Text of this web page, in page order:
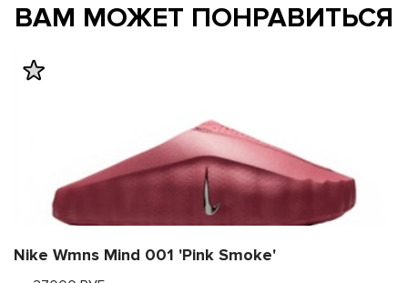
наш
ВАМ МОЖЕТ ПОНРАВИТЬСЯ
Nike Wmns Mind 001 'Pink Smoke'
наш